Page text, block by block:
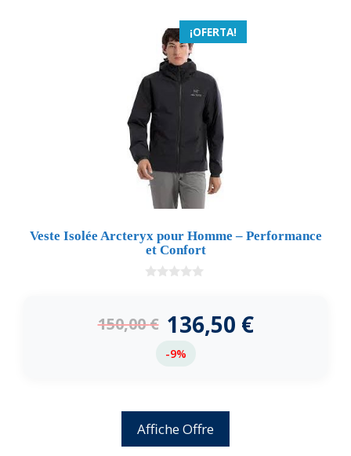
¡OFERTA!
Veste Isolée Arcteryx pour Homme – Performance
et Confort
5
150,00€ 136,50 €
-9%
Affiche Offre